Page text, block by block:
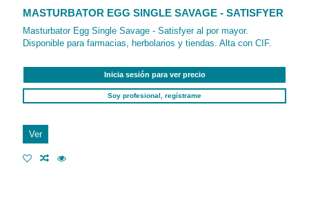
MASTURBATOR EGG SINGLE SAVAGE - SATISFYER
Masturbator Egg Single Savage - Satisfyer al por mayor.
Disponible para farmacias, herbolarios y tiendas. Alta con CIF.
Inicia sesión para ver precio
Soy profesional, regístrame
Ver